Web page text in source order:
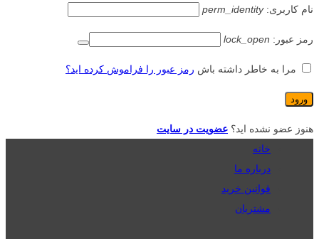
نام کاربری:perm_identity
رمز عبور: lock_open
مرا به خاطر داشته باش رمز عبور را فراموش کرده اید؟
هنوز عضو نشده اید؟ عضویت در سایت
خانه
درباره ما
قوانین خرید
مشتریان